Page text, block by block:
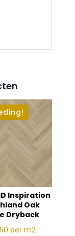
Inspiration
Oak
Dryback
per m2